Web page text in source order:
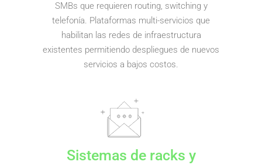
SMBs que requieren routing, switching y
telefonía. Plataformas multi-servicios que
habilitan las redes de infraestructura
existentes permitiendo despliegues de nuevos
servicios a bajos costos.
Sistemas de racks y